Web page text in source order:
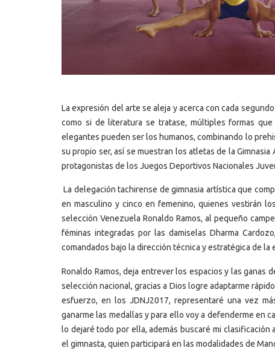
La expresión del arte se aleja y acerca con cada
como si de literatura se tratase, múltiples formas
elegantes pueden ser los humanos, combinando lo
su propio ser, así se muestran los atletas de la
protagonistas de los Juegos Deportivos Nacionales
La delegación tachirense de gimnasia artística que
en masculino y cinco en femenino, quienes vestirán
selección Venezuela Ronaldo Ramos, al pequeño
féminas integradas por las damiselas Dharma
comandados bajo la dirección técnica y estratégica de la
Ronaldo Ramos, deja entrever los espacios y las
selección nacional, gracias a Dios logre adaptarme
esfuerzo, en los JDNJ2017, representaré una vez
ganarme las medallas y para ello voy a defenderme en
lo dejaré todo por ella, además buscaré mi
el gimnasta, quien participará en las modalidades de